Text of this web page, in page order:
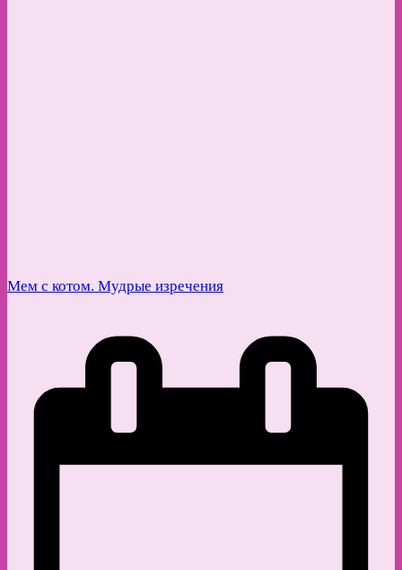
Мем с котом. Мудрые изречения